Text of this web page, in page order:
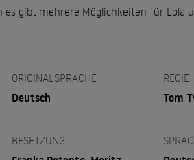
gibt mehrere Möglichkeiten für Lola
ORIGINALSPRACHE
Deutsch
REGIE
Tom
BESETZUNG